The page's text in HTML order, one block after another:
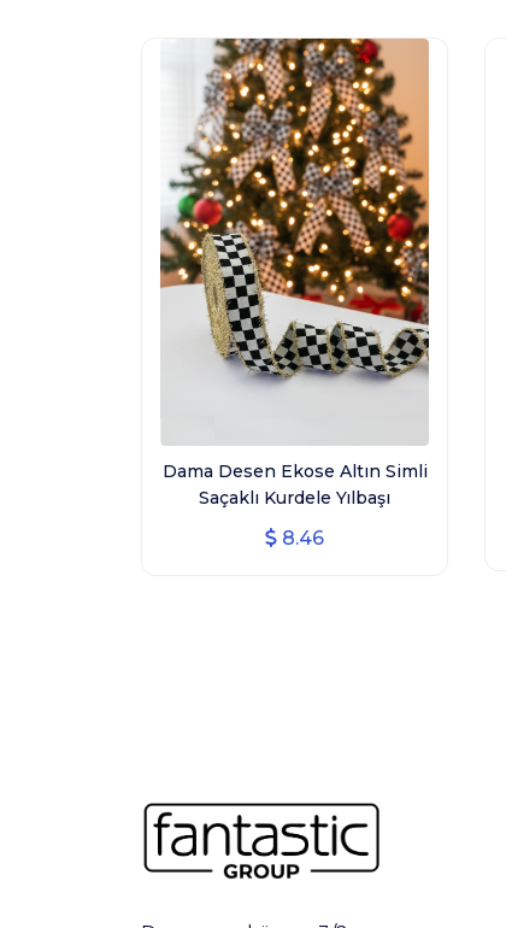
Dama Desen Ekose Altın Simli
Saçaklı Kurdele Yılbaşı
Kurdelesi (3 CM GENİŞLİK - 10
MT UZUNLUK)
8.46